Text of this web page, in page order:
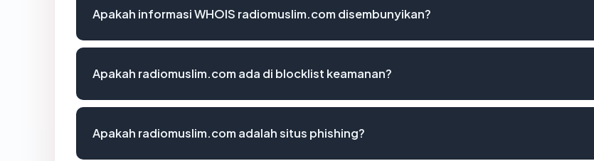
Apakah informasi WHOIS radiomuslim.com disembunyikan?
Apakah radiomuslim.com ada di blocklist keamanan?
Apakah radiomuslim.com adalah situs phishing?